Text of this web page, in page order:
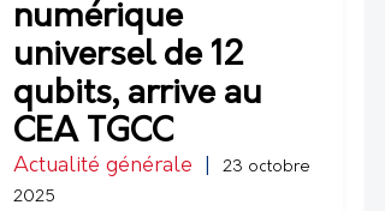
numérique
universel de 12
qubits, arrive au
CEA TGCC
Actualité générale
23 octobre
2025